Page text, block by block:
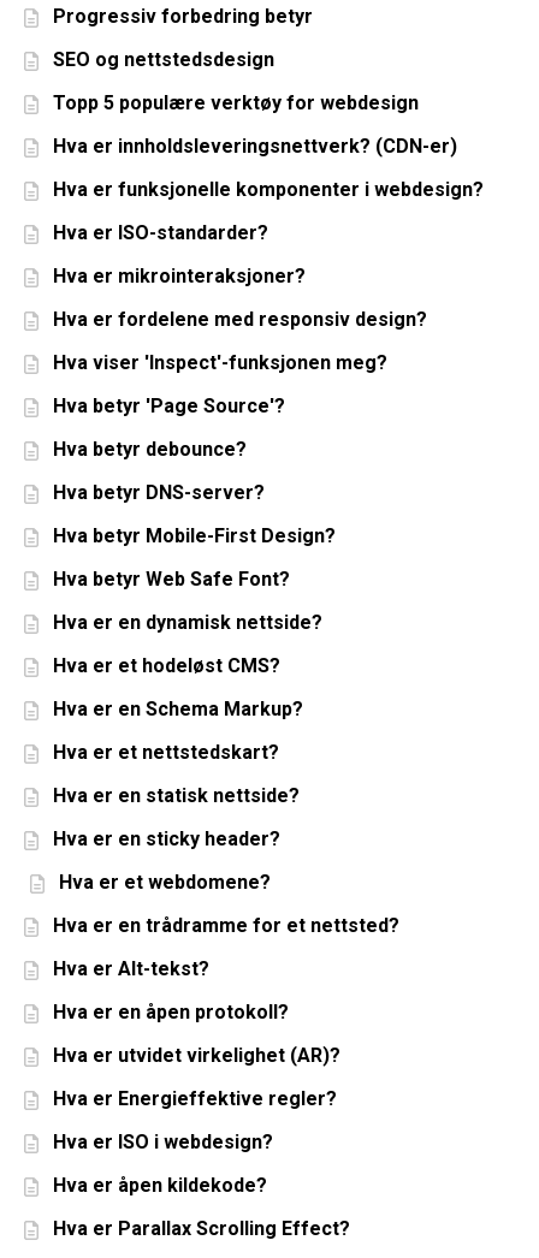
Progressiv forbedring betyr
SEO og nettstedsdesign
Topp 5 populære verktøy for webdesign
Hva er innholdsleveringsnettverk? (CDN-er)
Hva er funksjonelle komponenter i webdesign?
Hva er ISO-standarder?
Hva er mikrointeraksjoner?
Hva er fordelene med responsiv design?
Hva viser 'Inspect'-funksjonen meg?
Hva betyr 'Page Source'?
Hva betyr debounce?
Hva betyr DNS-server?
Hva betyr Mobile-First Design?
Hva betyr Web Safe Font?
Hva er en dynamisk nettside?
Hva er et hodeløst CMS?
Hva er en Schema Markup?
Hva er et nettstedskart?
Hva er en statisk nettside?
Hva er en sticky header?
Hva er et webdomene?
Hva er en trådramme for et nettsted?
Hva er Alt-tekst?
Hva er en åpen protokoll?
Hva er utvidet virkelighet (AR)?
Hva er Energieffektive regler?
Hva er ISO i webdesign?
Hva er åpen kildekode?
Hva er Parallax Scrolling Effect?